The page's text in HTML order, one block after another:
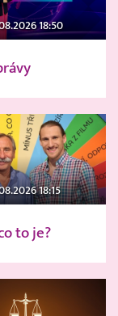
18:50
18:15
to je?